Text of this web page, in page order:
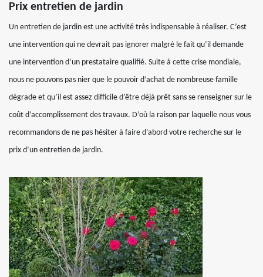
Prix entretien de jardin
Un entretien de jardin est une activité très indispensable à réaliser. C’est
une intervention qui ne devrait pas ignorer malgré le fait qu’il demande
une intervention d’un prestataire qualifié. Suite à cette crise mondiale,
nous ne pouvons pas nier que le pouvoir d’achat de nombreuse famille
dégrade et qu’il est assez difficile d’être déjà prêt sans se renseigner sur le
coût d’accomplissement des travaux. D’où la raison par laquelle nous vous
recommandons de ne pas hésiter à faire d’abord votre recherche sur le
prix d’un entretien de jardin.